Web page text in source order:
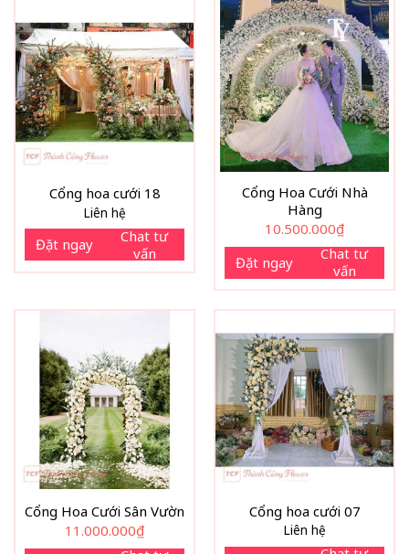
Cổng hoa cưới 18
Liên hệ
Đặt ngay
Chat tư
vấn
Cổng Hoa Cưới Nhà
Hàng
10.500.000₫
Đặt ngay
Chat tư
vấn
Cổng Hoa Cưới Sân Vườn
11.000.000₫
Cổng hoa cưới 07
Liên hệ